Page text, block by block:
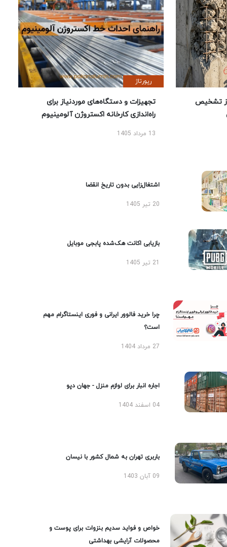
تشخیص
رپورتاژ
تجهیزات و دستگاه‌های موردنیاز برای
راه‌اندازی کارخانه اکستروژن آلومینیوم
13 مرداد 1405
اشتغال‌زایی بدون تاریخ انقضا
20 تیر 1405
بازیابی اکانت هک‌شده پابجی موبایل
چرا خرید فالوور ایرانی و فوری اینستاگرام مهم
است؟
27 مرداد 1404
اجاره انبار برای لوازم منزل - جهان دپو
04 اسفند 1404
باربری تهران به شمال کشور با نیسان
09 آبان 1403
خواص و فواید سدیم بنزوات برای پوست و
محصولات آرایشی بهداشتی